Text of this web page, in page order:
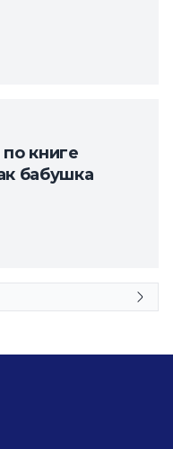
книге
бабушка